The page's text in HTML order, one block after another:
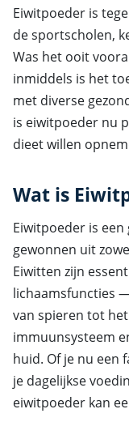
Eiwitpoeder is
de sportscholen,
Was het ooit
inmiddels is het
met diverse
is eiwitpoeder nu
dieet willen
Wat is
Eiwitpoeder is
gewonnen uit
Eiwitten zijn
lichaamsfuncties
van spieren tot
immuunsysteem
huid. Of je nu een
je dagelijkse
eiwitpoeder kan